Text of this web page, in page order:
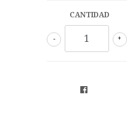
CANTIDAD
+
-